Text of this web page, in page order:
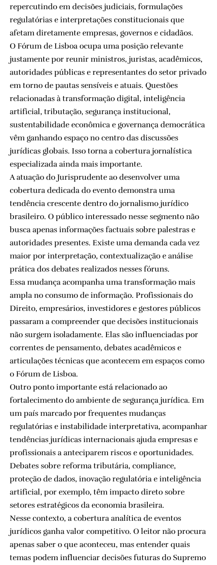
repercutindo em decisões judiciais, formulações
regulatórias e interpretações constitucionais que
afetam diretamente empresas, governos e cidadãos.
O Fórum de Lisboa ocupa uma posição relevante
justamente por reunir ministros, juristas, acadêmicos,
autoridades públicas e representantes do setor privado
em torno de pautas sensíveis e atuais. Questões
relacionadas à transformação digital, inteligência
artificial, tributação, segurança institucional,
sustentabilidade econômica e governança democrática
vêm ganhando espaço no centro das discussões
jurídicas globais. Isso torna a cobertura jornalística
especializada ainda mais importante.
A atuação do Jurisprudente ao desenvolver uma
cobertura dedicada do evento demonstra uma
tendência crescente dentro do jornalismo jurídico
brasileiro. O público interessado nesse segmento não
busca apenas informações factuais sobre palestras e
autoridades presentes. Existe uma demanda cada vez
maior por interpretação, contextualização e análise
prática dos debates realizados nesses fóruns.
Essa mudança acompanha uma transformação mais
ampla no consumo de informação. Profissionais do
Direito, empresários, investidores e gestores públicos
passaram a compreender que decisões institucionais
não surgem isoladamente. Elas são influenciadas por
correntes de pensamento, debates acadêmicos e
articulações técnicas que acontecem em espaços como
o Fórum de Lisboa.
Outro ponto importante está relacionado ao
fortalecimento do ambiente de segurança jurídica. Em
um país marcado por frequentes mudanças
regulatórias e instabilidade interpretativa, acompanhar
tendências jurídicas internacionais ajuda empresas e
profissionais a anteciparem riscos e oportunidades.
Debates sobre reforma tributária, compliance,
proteção de dados, inovação regulatória e inteligência
artificial, por exemplo, têm impacto direto sobre
setores estratégicos da economia brasileira.
Nesse contexto, a cobertura analítica de eventos
jurídicos ganha valor competitivo. O leitor não procura
apenas saber o que aconteceu, mas entender quais
temas podem influenciar decisões futuras do Supremo